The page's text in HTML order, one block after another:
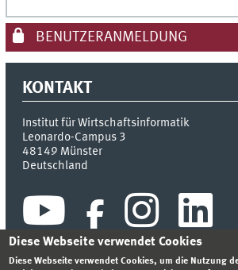
BENUTZERANMELDUNG
KONTAKT
Institut für Wirtschaftsinformatik
Leonardo-Campus 3
48149 Münster
Deutschland
Diese Webseite verwendet Cookies
Diese Webseite verwendet Cookies, um die Nutzung